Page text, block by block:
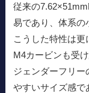
従来の
易であり、体系の
こうした特性は
M4カービンも受
ジェンダーフリー
やすいサイズ感で